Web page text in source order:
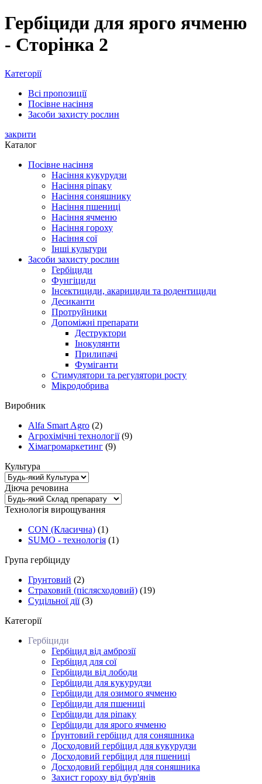
Гербіциди для ярого ячменю
- Сторінка 2
Категорії
Всі пропозиції
Посівне насіння
Засоби захисту рослин
закрити
Каталог
Посівне насіння
Насіння кукурудзи
Насіння ріпаку
Насіння соняшнику
Насіння пшениці
Насіння ячменю
Насіння гороху
Насіння сої
Інші культури
Засоби захисту рослин
Гербіциди
Фунгіциди
Інсектициди, акарициди та родентициди
Десиканти
Протруйники
Допоміжні препарати
Деструктори
Інокулянти
Прилипачі
Фуміганти
Стимулятори та регулятори росту
Мікродобрива
Виробник
Alfa Smart Agro (2)
Агрохімічні технології (9)
Хімагромаркетинг (9)
Культура
Діюча речовина
Технологія вирощування
CON (Класична) (1)
SUMO - технологія (1)
Група гербіциду
Грунтовий (2)
Страховий (післясходовий) (19)
Суцільної дії (3)
Категорії
Гербіциди
Гербіцид від амброзії
Гербіцид для сої
Гербіциди від лободи
Гербіциди для кукурудзи
Гербіциди для озимого ячменю
Гербіциди для пшениці
Гербіциди для ріпаку
Гербіциди для ярого ячменю
Ґрунтовий гербіцид для соняшника
Досходовий гербіцид для кукурудзи
Досходовий гербіцид для пшениці
Досходовий гербіцид для соняшника
Захист гороху від бур'янів